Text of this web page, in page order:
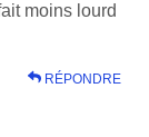
moins lourd
RÉPONDRE